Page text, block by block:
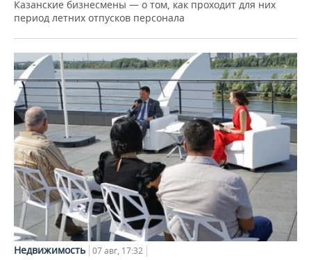
Казанские бизнесмены — о том, как проходит для них
период летних отпусков персонала
Недвижимость 07 авг, 17:32